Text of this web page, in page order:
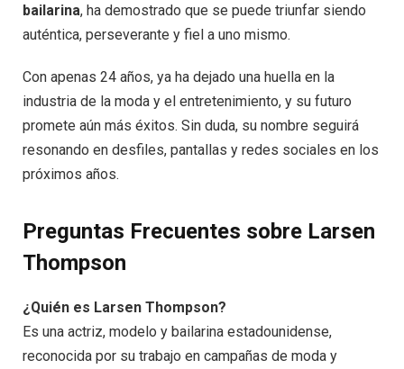
bailarina, ha demostrado que se puede triunfar siendo
auténtica, perseverante y fiel a uno mismo.
Con apenas 24 años, ya ha dejado una huella en la
industria de la moda y el entretenimiento, y su futuro
promete aún más éxitos. Sin duda, su nombre seguirá
resonando en desfiles, pantallas y redes sociales en los
próximos años.
Preguntas Frecuentes sobre Larsen
Thompson
¿Quién es Larsen Thompson?
Es una actriz, modelo y bailarina estadounidense,
reconocida por su trabajo en campañas de moda y